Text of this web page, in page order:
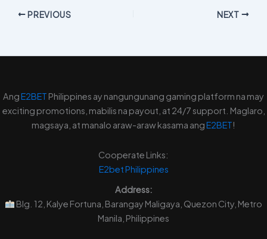
PREVIOUS NEXT
AngE2BET Philippines ay nangungunang gaming platform na may
exciting promotions, mabilis na payout, at 24/7 support. Maglaro,
magsaya, at manalo araw-araw kasama angE2BET!
Cooperate Links:
E2betPhilippines
Address:
Blg. 12, Kalye Fortuna, Barangay Maligaya, Quezon City, Metro
Manila, Philippines